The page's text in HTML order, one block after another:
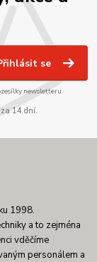
se
newsletteru.
14 dní.
1998.
a to zejména
vděčíme
personálem a